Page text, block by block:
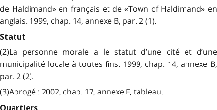
de Haldimand» en français et de «Town of Haldimand» en
anglais. 1999, chap. 14, annexe B, par. 2 (1).
Statut
(2)La personne morale a le statut d’une cité et d’une
municipalité locale à toutes fins. 1999, chap. 14, annexe B,
par. 2 (2).
(3)Abrogé : 2002, chap. 17, annexe F, tableau.
Quartiers